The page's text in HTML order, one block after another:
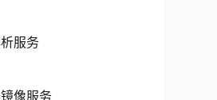
服务
像服务